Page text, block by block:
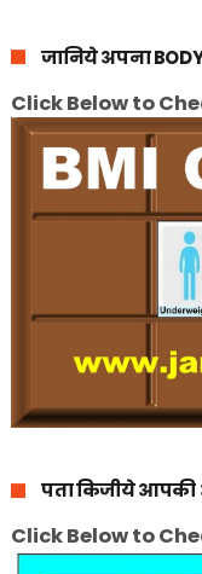
जानिये अपना
Click Below to
पता किजीये आपकी
Click Below to